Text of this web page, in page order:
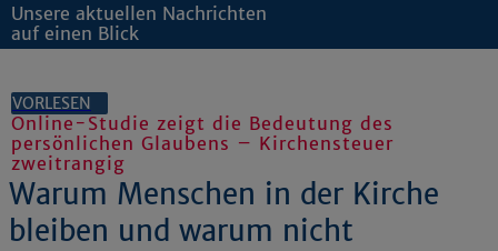
Unsere aktuellen Nachrichten
auf einen Blick
VORLESEN
Online-Studie zeigt die Bedeutung des
persönlichen Glaubens – Kirchensteuer
zweitrangig
Warum Menschen in der Kirche
bleiben und warum nicht